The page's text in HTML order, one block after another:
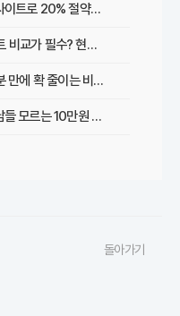
2026년 자동차보험료, 비교견적사이트로 20% 절약한 리얼 경험담
자동차보험료비교견적, 여러 사이트 비교가 필수? 현명한 선택 가이드
내 차 보험료, 비교견적사이트로 1분 만에 확 줄이는 비법은?
2026년 자동차보험료비교견적, 남들 모르는 10만원 절약 비법 대공개!
돌아가기